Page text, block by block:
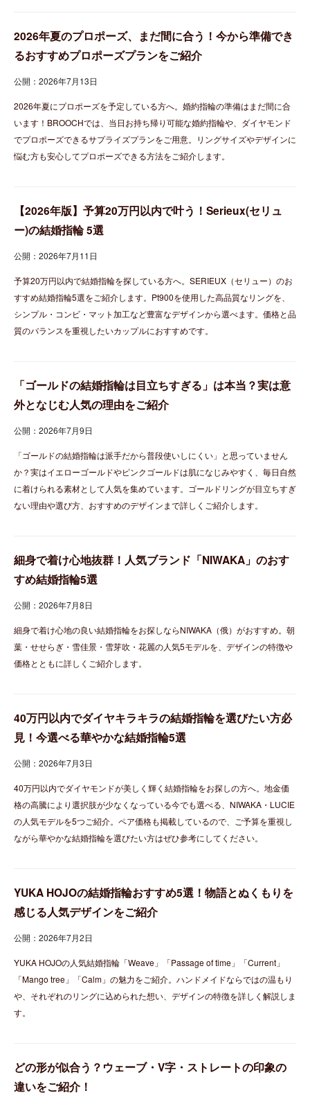
2026年夏のプロポーズ、まだ間に合う！今から準備でき
るおすすめプロポーズプランをご紹介
公開：2026年7月13日
2026年夏にプロポーズを予定している方へ。婚約指輪の準備はまだ間に合
います！BROOCHでは、当日お持ち帰り可能な婚約指輪や、ダイヤモンド
でプロポーズできるサプライズプランをご用意。リングサイズやデザインに
悩む方も安心してプロポーズできる方法をご紹介します。
【2026年版】予算20万円以内で叶う！Serieux(セリュ
ー)の結婚指輪 5選
公開：2026年7月11日
予算20万円以内で結婚指輪を探している方へ。SERIEUX（セリュー）のお
すすめ結婚指輪5選をご紹介します。Pt900を使用した高品質なリングを、
シンプル・コンビ・マット加工など豊富なデザインから選べます。価格と品
質のバランスを重視したいカップルにおすすめです。
「ゴールドの結婚指輪は目立ちすぎる」は本当？実は意
外となじむ人気の理由をご紹介
公開：2026年7月9日
「ゴールドの結婚指輪は派手だから普段使いしにくい」と思っていません
か？実はイエローゴールドやピンクゴールドは肌になじみやすく、毎日自然
に着けられる素材として人気を集めています。ゴールドリングが目立ちすぎ
ない理由や選び方、おすすめのデザインまで詳しくご紹介します。
細身で着け心地抜群！人気ブランド「NIWAKA」のおす
すめ結婚指輪5選
公開：2026年7月8日
細身で着け心地の良い結婚指輪をお探しならNIWAKA（俄）がおすすめ。朝
葉・せせらぎ・雪佳景・雪芽吹・花麗の人気5モデルを、デザインの特徴や
価格とともに詳しくご紹介します。
40万円以内でダイヤキラキラの結婚指輪を選びたい方必
見！今選べる華やかな結婚指輪5選
公開：2026年7月3日
40万円以内でダイヤモンドが美しく輝く結婚指輪をお探しの方へ。地金価
格の高騰により選択肢が少なくなっている今でも選べる、NIWAKA・LUCIE
の人気モデルを5つご紹介。ペア価格も掲載しているので、ご予算を重視し
ながら華やかな結婚指輪を選びたい方はぜひ参考にしてください。
YUKA HOJOの結婚指輪おすすめ5選！物語とぬくもりを
感じる人気デザインをご紹介
公開：2026年7月2日
YUKA HOJOの人気結婚指輪「Weave」「Passage of time」「Current」
「Mango tree」「Calm」の魅力をご紹介。ハンドメイドならではの温もり
や、それぞれのリングに込められた想い、デザインの特徴を詳しく解説しま
す。
どの形が似合う？ウェーブ・V字・ストレートの印象の
違いをご紹介！